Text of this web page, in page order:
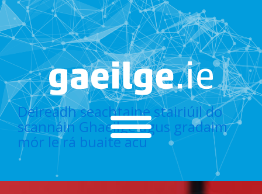
Deireadh seachtaine stairiúil do
scannáin Ghaeilge agus gradaim
mór le rá buaite acu